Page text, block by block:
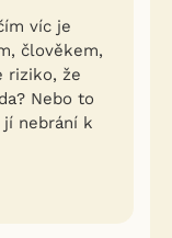
víc je
člověkem,
riziko, že
Nebo to
nebrání k